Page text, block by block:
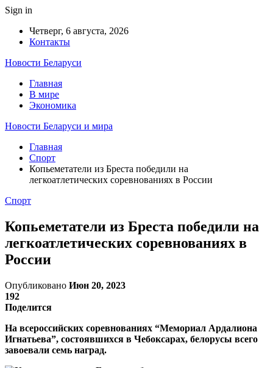
Sign in
Четверг, 6 августа, 2026
Контакты
Новости Беларуси
Главная
В мире
Экономика
Новости Беларуси и мира
Главная
Спорт
Копьеметатели из Бреста победили на
легкоатлетических соревнованиях в России
Спорт
Копьеметатели из Бреста победили на
легкоатлетических соревнованиях в
России
Опубликовано Июн 20, 2023
192
Поделится
На всероссийских соревнованиях “Мемориал Ардалиона
Игнатьева”, состоявшихся в Чебоксарах, белорусы всего
завоевали семь наград.